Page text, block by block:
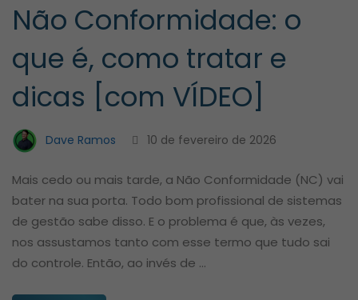
Não Conformidade: o
que é, como tratar e
dicas [com VÍDEO]
Dave Ramos 10 de fevereiro de 2026
Mais cedo ou mais tarde, a Não Conformidade (NC) vai
bater na sua porta. Todo bom profissional de sistemas
de gestão sabe disso. E o problema é que, às vezes,
nos assustamos tanto com esse termo que tudo sai
do controle. Então, ao invés de …